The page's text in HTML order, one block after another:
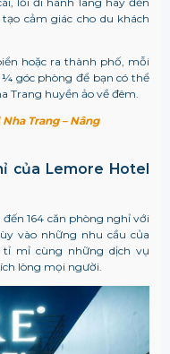
cảm giác cho du khách
hoặc ra thành phố, mỗi
góc phòng để bạn có thể
Trang huyền ảo về đêm.
Trang – Nâng
của Lemore Hotel
đến 164 căn phòng nghỉ với
vào những nhu cầu của
tỉ mỉ cùng những dịch vụ
lòng mọi người.